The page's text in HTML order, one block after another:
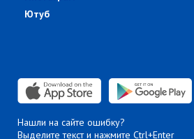
Ютуб
Нашли на сайте ошибку?
Выделите текст и нажмите Ctrl+Enter